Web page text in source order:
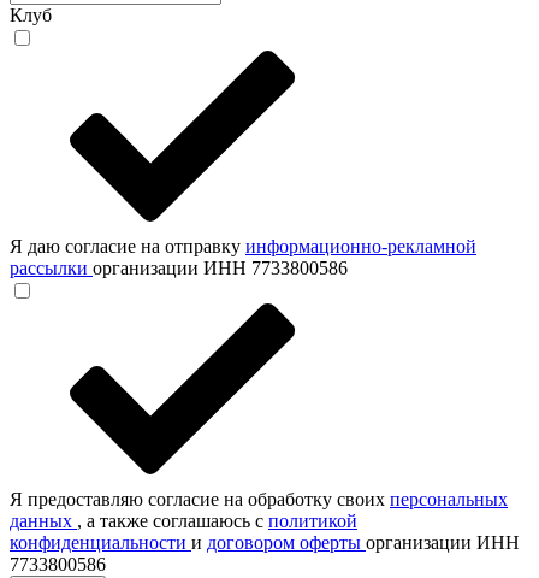
Клуб
Я даю согласие на отправку информационно-рекламной
рассылки организации ИНН 7733800586
Я предоставляю согласие на обработку своих персональных
данных , а также соглашаюсь с политикой
конфиденциальности и договором оферты организации ИНН
7733800586